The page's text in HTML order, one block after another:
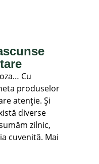
Cu
produselor
atenție. Și
diverse
zilnic,
cuvenită. Mai